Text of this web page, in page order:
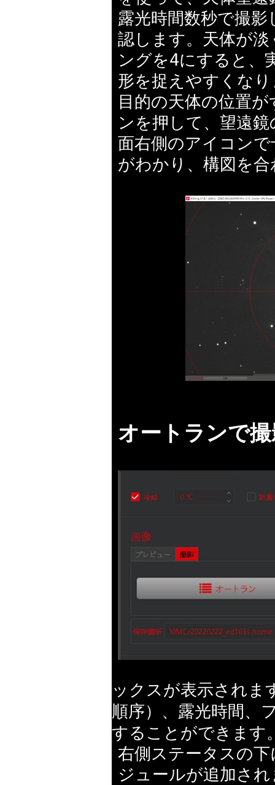
露光時間数秒で撮
認します。天体が
ングを4にすると、
形を捉えやすくな
目的の天体の位置
ンを押して、望遠
面右側のアイコン
がわかり、構図を
オートランで
ックスが表示されま
順序）、露光時間、
することができます
右側ステータスの
ジュールが追加さ